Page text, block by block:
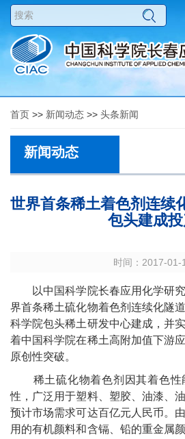
首页 >> 新闻动态 >> 头条新闻
新闻动态
世界首条稀土着色剂连续
包头建成
时间：2017-01-
以中国科学院长春应用化学研
界首条稀土硫化物着色剂连续化隧
科学院包头稀土研发中心建成，并
着中国科学院在稀土高附加值下游
原创性突破。
稀土硫化物着色剂因其着色
性，广泛用于塑料、塑胶、油漆、
预计市场需求可达百亿元人民币。
用的有机颜料和含镉、铅的重金属